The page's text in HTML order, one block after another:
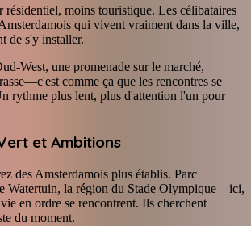
résidentiel, moins touristique. Les célibataires
qui vivent vraiment dans la ville,
de s'y installer.
West, une promenade sur le marché,
comme ça que les rencontres se
rythme plus lent, plus d'attention l'un pour
et Ambitions
des Amsterdamois plus établis. Parc
Watertuin, la région du Stade Olympique—ici,
en ordre se rencontrent. Ils cherchent
du moment.